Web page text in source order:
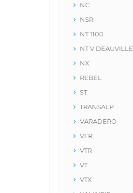
NC
NSR
NT 1100
NT V DEAUVILLE
NX
REBEL
ST
TRANSALP
VARADERO
VFR
VTR
VT
VTX